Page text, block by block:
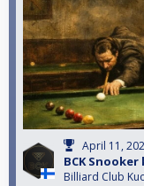
April 11,
BCK Snooker
Billiard Club